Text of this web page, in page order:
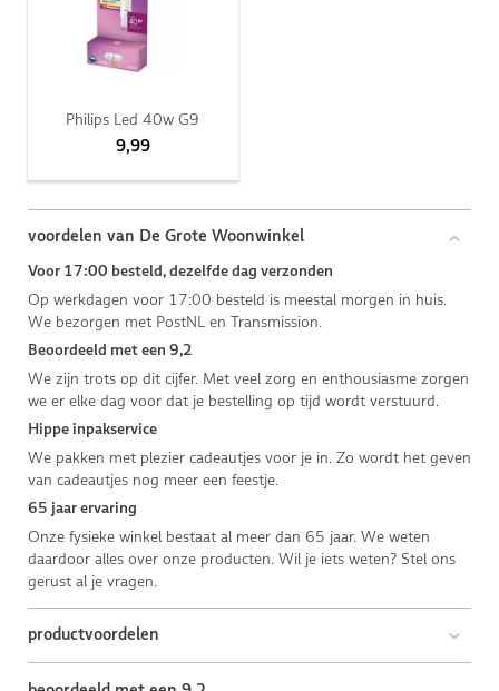
Philips Led 40w G9
9,99
voordelen van De Grote Woonwinkel
Voor 17:00 besteld, dezelfde dag verzonden
Op werkdagen voor 17:00 besteld is meestal morgen in huis.
We bezorgen met PostNL en Transmission.
Beoordeeld met een 9,2
We zijn trots op dit cijfer. Met veel zorg en enthousiasme zorgen
we er elke dag voor dat je bestelling op tijd wordt verstuurd.
Hippe inpakservice
We pakken met plezier cadeautjes voor je in. Zo wordt het geven
van cadeautjes nog meer een feestje.
65 jaar ervaring
Onze fysieke winkel bestaat al meer dan 65 jaar. We weten
daardoor alles over onze producten. Wil je iets weten? Stel ons
gerust al je vragen.
productvoordelen